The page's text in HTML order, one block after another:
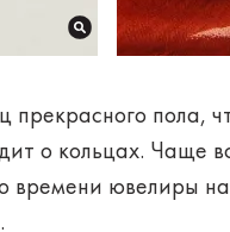
пола,
о кольцах. Чаще
времени ювелиры